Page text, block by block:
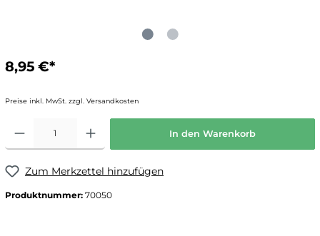
8,95 €*
Preise inkl. MwSt. zzgl. Versandkosten
In den Warenkorb
Zum Merkzettel hinzufügen
Produktnummer: 70050